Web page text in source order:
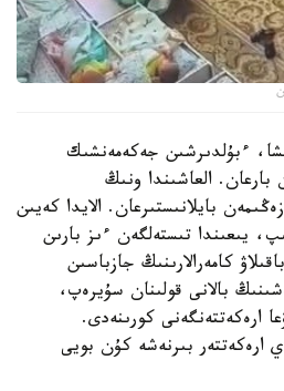
ءبۇلدىرشىن جەكەمەنشىك
بارعان. العاشىندا ونىڭ
بايلانىستىرعان. الايدا كەيىن
يىعىندا تىستەلگەن ءىز بارىن
كامەرالارىنىڭ جازباسىن
بالانى قولىنان سۇيرەپ،
ارەكەتتەنگەنى كورىنەدى.
ارەكەتتەر بىرنەشە كۇن بويى